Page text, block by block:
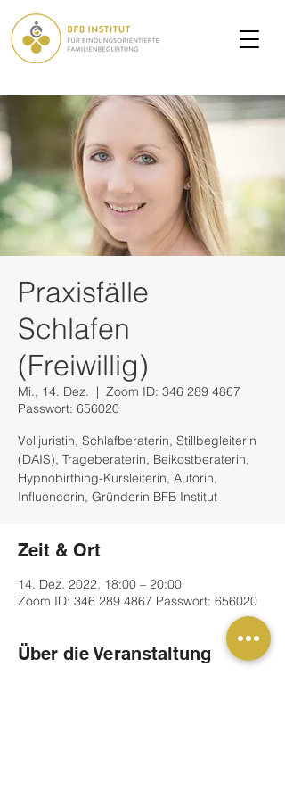
Praxisfälle
Schlafen
(Freiwillig)
Mi., 14. Dez.
  |
Zoom ID: 346 289 4867
Passwort: 656020
Volljuristin, Schlafberaterin, Stillbegleiterin
(DAIS), Trageberaterin, Beikostberaterin,
Hypnobirthing-Kursleiterin, Autorin,
Influencerin, Gründerin BFB Institut
Zeit & Ort
14. Dez. 2022, 18:00 – 20:00
Zoom ID: 346 289 4867 Passwort: 656020
Über die Veranstaltung